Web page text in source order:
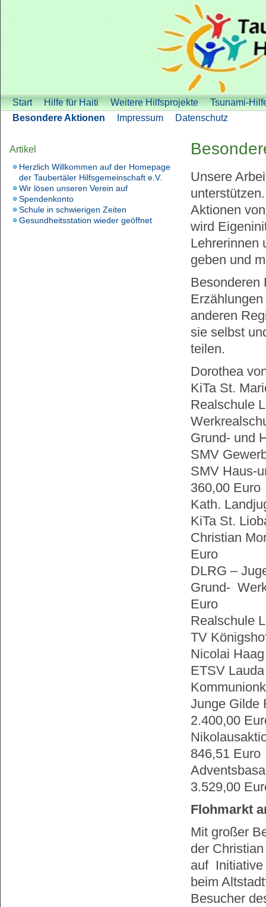
Start Hilfe für Haiti Weitere Hilfsprojekte
Tsunami-
Besondere Aktionen
Impressum Datenschutz
Unsere
Aktionen
wird
Lehrerinnen
geben und
Besonderen
anderen
sie selbst
teilen.
Dorothea
KiTa St.
Realschule
Grund- und
SMV
SMV Haus-
360,00 Euro
Kath.
KiTa St.
Christian
Euro
DLRG –
Grund-
Euro
Realschule
TV
Nicolai
ETSV
Junge Gilde
2.400,00
846,51 Euro
3.529,00
Flohmarkt
Mit großer
der
auf Initiative
beim
Besucher
Artikel
Herzlich Willkommen auf der Homepage
der Taubertäler Hilfsgemeinschaft e.V.
Wir lösen unseren Verein auf
Spendenkonto
Schule in schwierigen Zeiten
Gesundheitsstation wieder geöffnet